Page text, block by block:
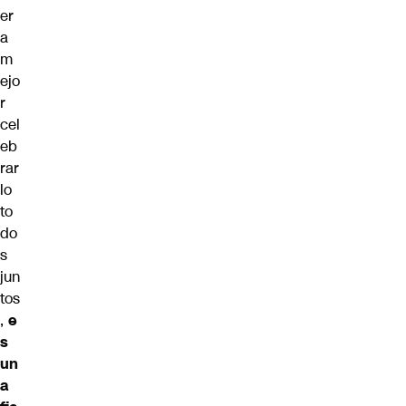
er
a
m
ejo
r
cel
eb
rar
lo
to
do
s
jun
tos
, e
s
un
a